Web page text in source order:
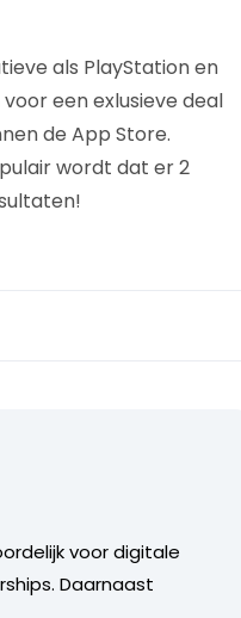
als PlayStation en
een exlusieve deal
de App Store.
wordt dat er 2
voor digitale
Daarnaast